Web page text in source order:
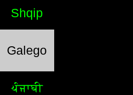
Shqip
Galego
ਪੰਜਾਬੀ